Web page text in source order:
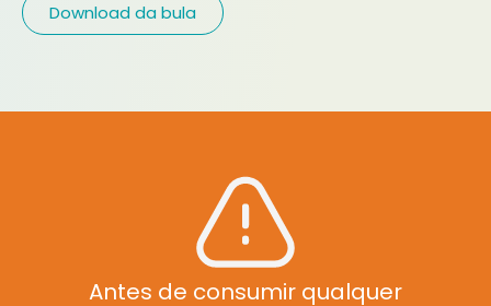
Download da bula
Antes de consumir qualquer